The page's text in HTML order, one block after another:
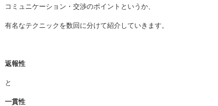
コミュニケーション・交渉のポイントというか、
有名なテクニックを数回に分けて紹介していきます。
返報性
と
一貫性